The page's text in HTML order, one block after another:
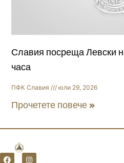
Славия посреща Левски на
часа
ПФК Славия юли 29, 2026
Прочетете повече »
F
I